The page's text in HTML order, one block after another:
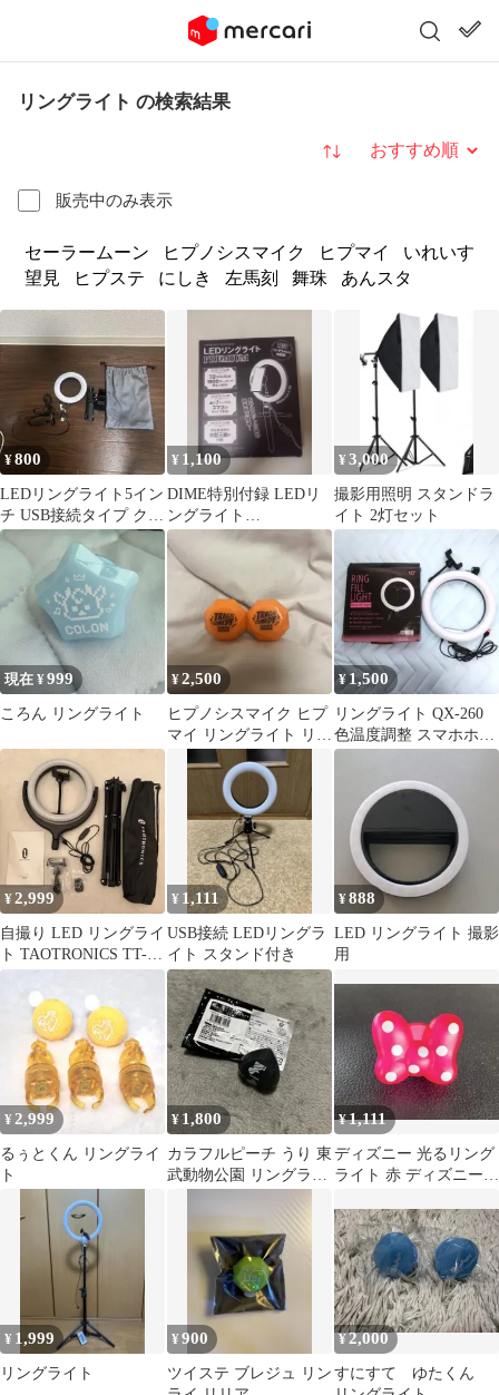
リングライト の検索結果
販売中のみ表示
並び替え
セーラームーン ヒプノシスマイク ヒプマイ
いれいす
望見
ヒプステ にしき 左馬刻 舞珠 あんスタ
¥800
LEDリングライト5イン
チ USB接続タイプ クリ
ップ・スタンド付き
¥ 1,100
DIME特別付録 LEDリ
ングライト
PREMIUM スマホ撮
影
¥3,000
撮影用照明 スタンドラ
イト 2灯セット
現在 ¥999
ころん リングライト
¥2,500
ヒプノシスマイク ヒプ
マイ リングライト リン
ライ 白膠木簓
¥1,500
リングライト QX-260
色温度調整 スマホホル
ダー付
¥2,999
自撮り LED リングライ
ト TAOTRONICS TT-
CL026 155cm
¥ 1,111
USB接続 LEDリングラ
イト スタンド付き
¥888
LED リングライト 撮影
用
¥2,999
るぅとくん リングライ
ト
¥1,800
カラフルピーチ うり 東
武動物公園 リングライ
¥1,111
ディズニー 光るリング
ライト 赤 ディズニーシ
ニー
¥ 1,999
リングライト
¥900
ツイステ ブレジュ リン
¥2,000
すにすて ゆたくん